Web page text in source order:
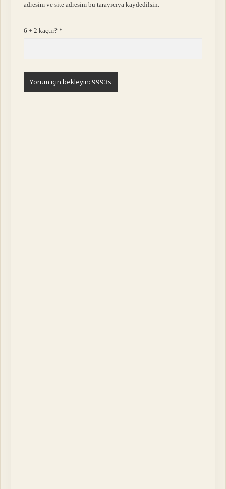
adresim ve site adresim bu tarayıcıya kaydedilsin.
6 + 2 kaçtır?*